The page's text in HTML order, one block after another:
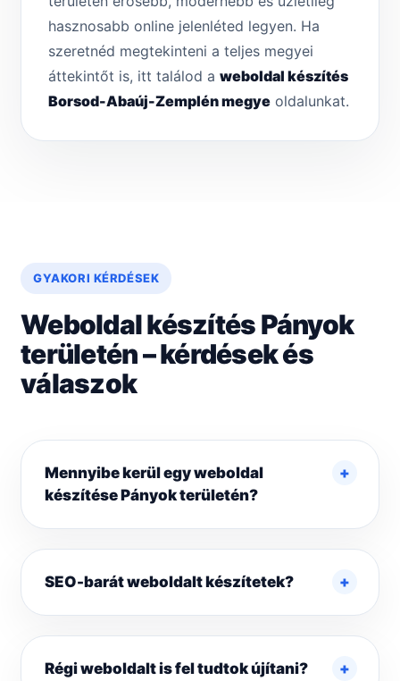
hasznosabb online jelenléted legyen. Ha
szeretnéd megtekinteni a teljes megyei
áttekintőt is, itt találod a weboldal készítés
Borsod-Abaúj-Zemplén megye oldalunkat.
GYAKORI KÉRDÉSEK
Weboldal készítés Pányok
területén – kérdések és
válaszok
Mennyibe kerül egy weboldal
készítése Pányok területén?
SEO-barát weboldalt készítetek?
Régi weboldalt is fel tudtok újítani?